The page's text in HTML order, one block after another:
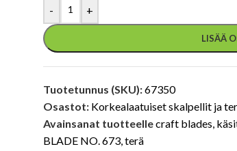
- +
LISÄÄ
Tuotetunnus (SKU):67350
Osastot: Korkealaatuiset skalpellit ja
Avainsanat tuotteellecraft blades,
BLADE NO. 673,terä